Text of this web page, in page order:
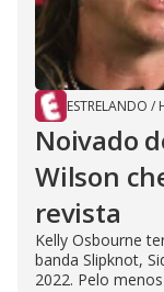
ESTRELANDO /
Noivado
Wilson
revista
Kelly Osbourne
banda Slipknot,
2022. Pelo